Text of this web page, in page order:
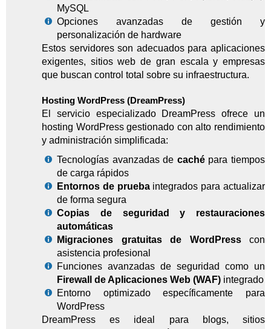
MySQL
Opciones avanzadas de gestión y
personalización de hardware
Estos servidores son adecuados para aplicaciones
exigentes, sitios web de gran escala y empresas
que buscan control total sobre su infraestructura.
Hosting WordPress (DreamPress)
El servicio especializado DreamPress ofrece un
hosting WordPress gestionado con alto rendimiento
y administración simplificada:
Tecnologías avanzadas de cachépara tiempos
de carga rápidos
Entornos de pruebaintegrados para actualizar
de forma segura
Copias de seguridad y restauraciones
automáticas
Migraciones gratuitas de WordPresscon
asistencia profesional
Funciones avanzadas de seguridad como un
Firewall de Aplicaciones Web (WAF) integrado
Entorno optimizado específicamente para
WordPress
DreamPress es ideal para blogs, sitios